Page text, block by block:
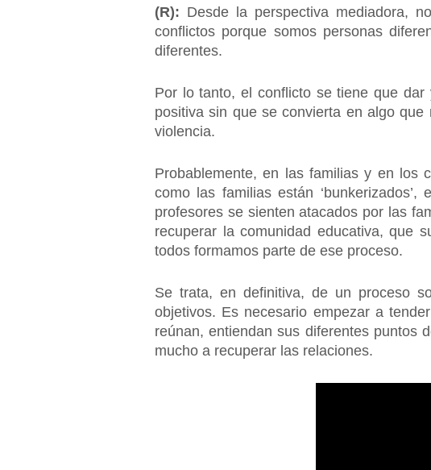
(R): Desde la perspectiva mediadora,
conflictos porque somos personas
diferentes.
Por lo tanto, el conflicto se tiene que
positiva sin que se convierta en algo
violencia.
Probablemente, en las familias y en los
como las familias están
profesores se sienten atacados por las
recuperar la comunidad educativa, que
todos formamos parte de ese proceso.
Se trata, en definitiva, de un proceso
objetivos. Es necesario empezar a
reúnan, entiendan sus diferentes puntos
mucho a recuperar las relaciones.